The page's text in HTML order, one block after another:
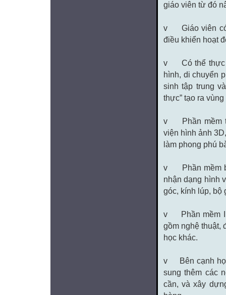
giáo viên từ đó
v Giáo viên có
điều khiển hoạt
v Có thể thực
hình, di chuyển
sinh tập trung
thực” tạo ra
v Phần mềm
viện hình ảnh
làm phong phú
v Phần mềm
nhận dạng hình
góc, kính lúp, bộ
v Phần mềm
gồm nghệ thuật,
học khác.
v Bên cạnh học
sung thêm các
cần, và xây